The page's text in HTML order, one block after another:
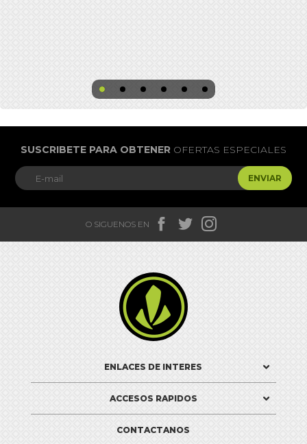
SUSCRIBETE PARA OBTENER OFERTAS ESPECIALES
ENVIAR
O SIGUENOS EN   

ENLACES DE INTERES
ACCESOS RAPIDOS
CONTACTANOS